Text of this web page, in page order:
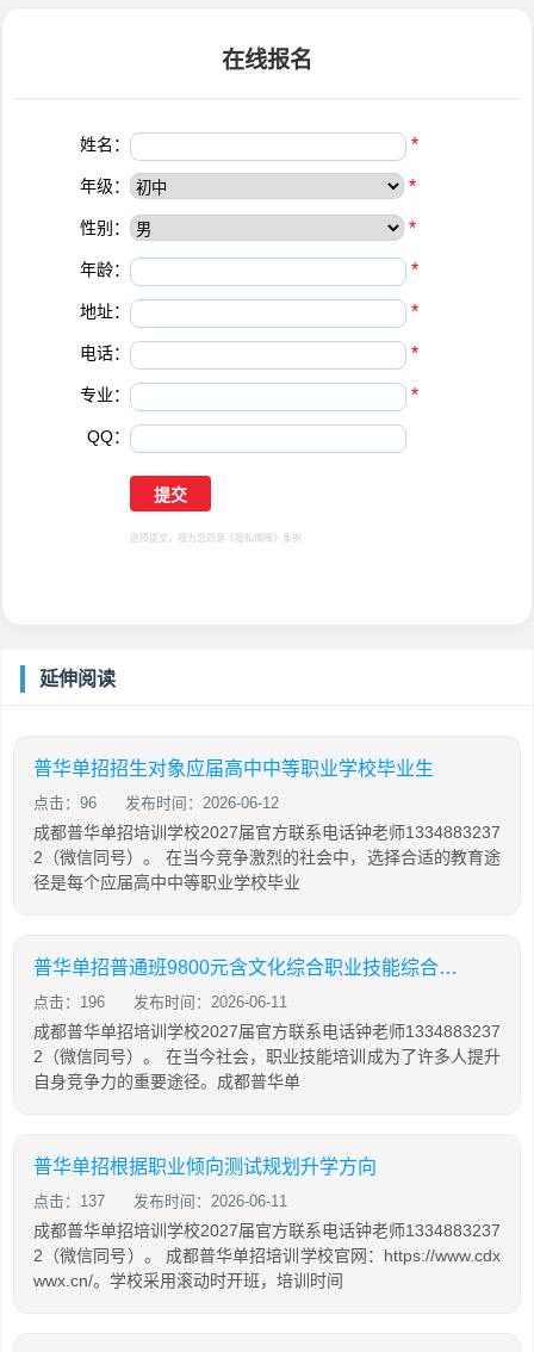
在线报名
姓名： *
年级： *
性别： *
年龄： *
地址： *
电话： *
专业： *
QQ：
选择提交，视为您同意 《隐私保障》 条例
延伸阅读
普华单招招生对象应届高中中等职业学校毕业生
点击：96 发布时间：2026-06-12
成都普华单招培训学校2027届官方联系电话钟老师1334883237
2（微信同号）。 在当今竞争激烈的社会中，选择合适的教育途
径是每个应届高中中等职业学校毕业
普华单招普通班9800元含文化综合职业技能综合培训
点击：196 发布时间：2026-06-11
成都普华单招培训学校2027届官方联系电话钟老师1334883237
2（微信同号）。 在当今社会，职业技能培训成为了许多人提升
自身竞争力的重要途径。成都普华单
普华单招根据职业倾向测试规划升学方向
点击：137 发布时间：2026-06-11
成都普华单招培训学校2027届官方联系电话钟老师1334883237
2（微信同号）。 成都普华单招培训学校官网：https://www.cdx
wwx.cn/。学校采用滚动时开班，培训时间